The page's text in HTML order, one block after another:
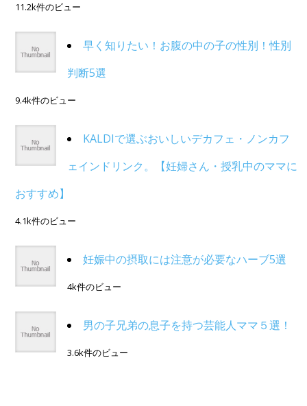
11.2k件のビュー
早く知りたい！お腹の中の子の性別！性別
判断5選
9.4k件のビュー
KALDIで選ぶおいしいデカフェ・ノンカフ
ェインドリンク。【妊婦さん・授乳中のママに
おすすめ】
4.1k件のビュー
妊娠中の摂取には注意が必要なハーブ5選
4k件のビュー
男の子兄弟の息子を持つ芸能人ママ５選！
3.6k件のビュー